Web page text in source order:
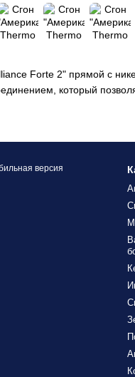
Forte 2" прямой с
который
версия